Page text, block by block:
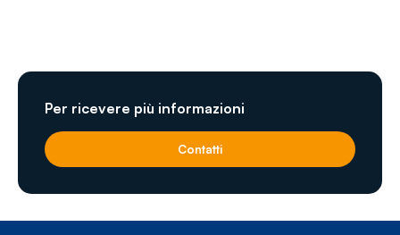
Per ricevere più informazioni
Contatti